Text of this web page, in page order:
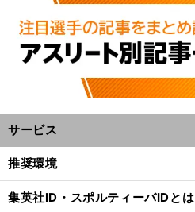
サービス
推奨環境
集英社ID・スポルティーバIDとは